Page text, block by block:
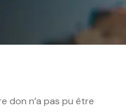
don n’a pas pu être